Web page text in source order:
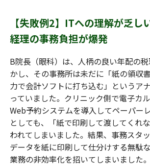
【失敗例2】ITへの理解が乏し
経理の事務負担が爆発
B院長（眼科）は、人柄の良い年配の
かし、その事務所は未だに「紙の領収
力で会計ソフトに打ち込む」というア
っていました。クリニック側で電子カ
Web予約システムを導入してペーパー
としても、「紙で印刷して渡してくれ
われてしまいました。結果、事務スタ
データを紙に印刷して仕分けする無駄
業務の非効率化を招いてしまいました。